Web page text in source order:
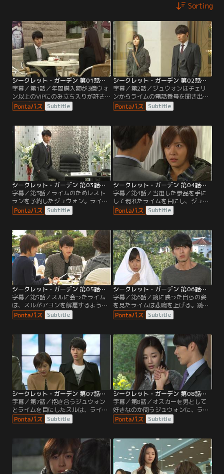
Sorting
シークレット・ガーデン 第01話／字幕
字幕／第1話／年間購入額が3億ウォ
ン以上のVIPにのみ立ち入りが許さ
れるデパートのラウンジに場違いな
いでたちのライムが現れる。そんな
書を確認するよう職員に詰め寄る
が…。
Subtitle
シークレット・ガーデン 第02話／字幕
字幕／第2話／ジュウォンはチェリ
ンからライムの電話番号を聞き出
す。ライムに電話をかけ会おうとす
るジュウォンだが、ライムの反応は
Subtitle
シークレット・ガーデン 第03話／字幕
字幕／第3話／ライムのためレスト
ランを予約したジュウォン。ライム
の前で懸命に格好をつけてみるもの
の、ライムは興味を示さない。それ
二度と来ないでほしいと言い捨て
る。
Subtitle
シークレット・ガーデン 第04話／字幕
字幕／第4話／当選した景品を手に
して現れたライムを目にし、ジュウ
ォンの表情は一気に冷ややかに変わ
る。一瞬でも自分を魅了した女のプ
Subtitle
シークレット・ガーデン 第05話／字幕
字幕／第5話／スルに会ったライム
は、スルがアヨンを解雇するようデ
パート側に求めたことを責めてい
る。その場に現れたジュウォンは、
る。
Subtitle
シークレット・ガーデン 第06話／字幕
字幕／第6話／鏡に映った自らの姿
を見たライムは悲鳴を上げる。鏡の
向こうにはジュウォンの顔があった
のだ。ジュウォンもまたライムに変
駆けつける。
Subtitle
シークレット・ガーデン 第07話／字幕
字幕／第7話／抱き合うジュウォン
とライムを目にしたスルは、ライム
を激しく罵倒する一方でジュウォン
のことはかばう。ジュウォンとライ
いブノンは…！？
Subtitle
シークレット・ガーデン 第08話／字幕
字幕／第8話／オスカーを男として
好きなのか問うジュウォンに、ライ
ムはオスカーの歌が痛み止めのよう
であり、初めて魂が入れ替わったこ
Subtitle